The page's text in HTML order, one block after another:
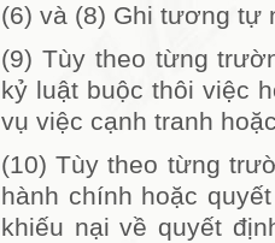
(6) và (8) Ghi tương tự
(9) Tùy theo từng
kỷ luật buộc thôi việc
vụ việc cạnh tranh
(10) Tùy theo từng
hành chính hoặc
khiếu nại về quyết